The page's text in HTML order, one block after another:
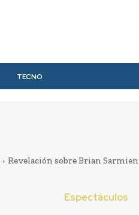
TECNO
Revelación sobre Brian
Espectáculos